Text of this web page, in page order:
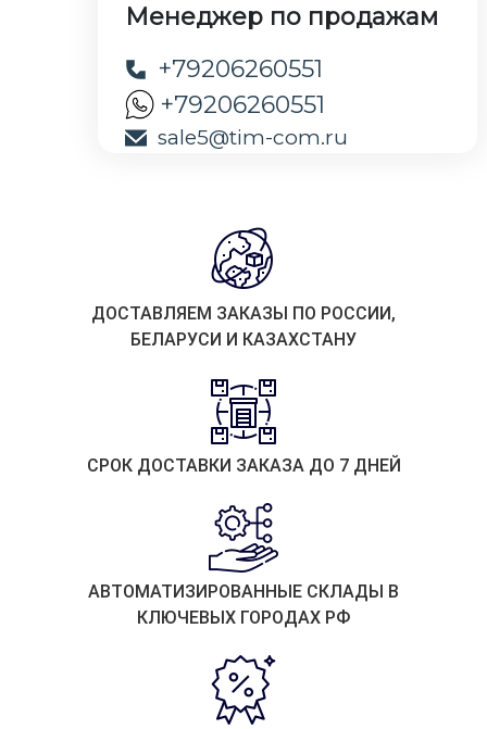
Менеджер по продажам
+79206260551
+79206260551
sale5@tim-com.ru
ДОСТАВЛЯЕМ ЗАКАЗЫ ПО РОССИИ,
БЕЛАРУСИ И КАЗАХСТАНУ
СРОК ДОСТАВКИ ЗАКАЗА ДО 7 ДНЕЙ
АВТОМАТИЗИРОВАННЫЕ СКЛАДЫ В
КЛЮЧЕВЫХ ГОРОДАХ РФ